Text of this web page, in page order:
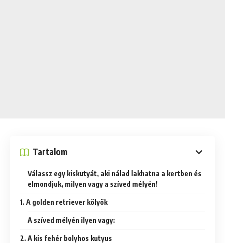
Tartalom
Válassz egy kiskutyát, aki nálad lakhatna a kertben és
elmondjuk, milyen vagy a szíved mélyén!
1. A golden retriever kölyök
A szíved mélyén ilyen vagy:
2. A kis fehér bolyhos kutyus